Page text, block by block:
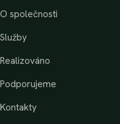
O společnosti
Služby
Realizováno
Podporujeme
Kontakty